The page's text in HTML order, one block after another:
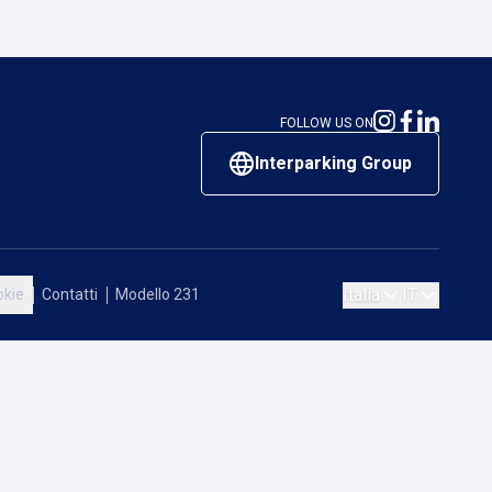
FOLLOW US ON
Interparking Group
Contatti Modello 231 Italia IT